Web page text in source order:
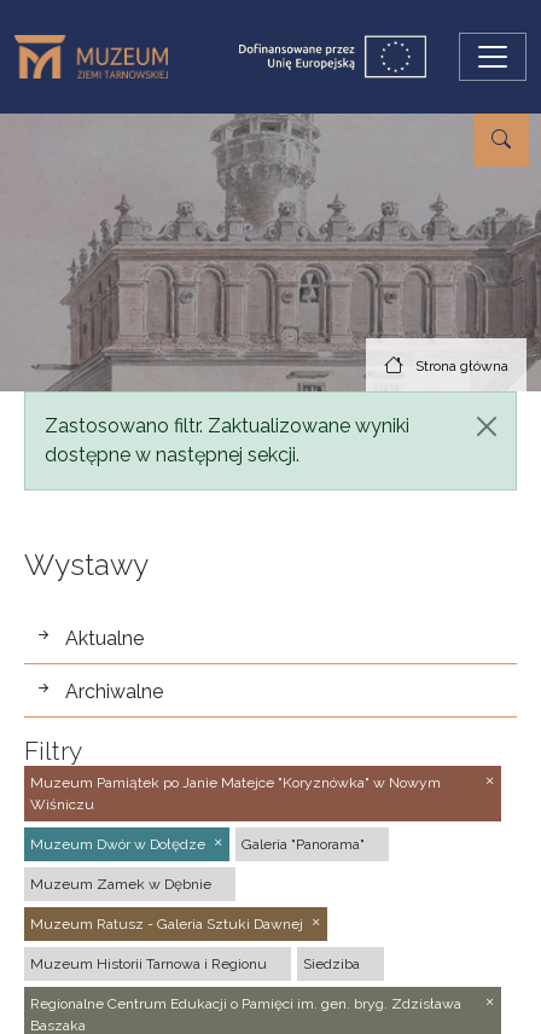
Strona główna
Komunikat
Zastosowano filtr. Zaktualizowane wyniki
dostępne w następnej sekcji.
Wystawy
wystawy
Aktualne
Archiwalne
Filtry
Muzeum Pamiątek po Janie Matejce "Koryznówka" w Nowym
Wiśniczu
Muzeum Dwór w Dołędze Galeria "Panorama"
Muzeum Zamek w Dębnie
Muzeum Ratusz - Galeria Sztuki Dawnej
Muzeum Historii Tarnowa i Regionu Siedziba
Regionalne Centrum Edukacji o Pamięci im. gen. bryg. Zdzisława
Baszaka